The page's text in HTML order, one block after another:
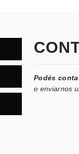
Podés
o enviarnos